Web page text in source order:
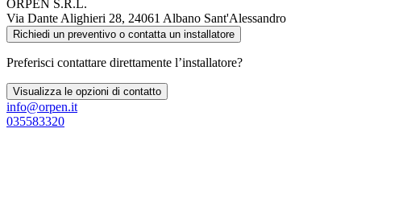
ORPEN S.R.L.
Via Dante Alighieri 28, 24061 Albano Sant'Alessandro
Richiedi un preventivo o contatta un installatore
Preferisci contattare direttamente l’installatore?
Visualizza le opzioni di contatto
info@orpen.it
035583320